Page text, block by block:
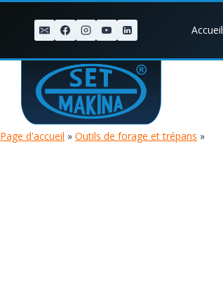
Skip
Accueil
Page d'accueil » Outils de forage et trépans »